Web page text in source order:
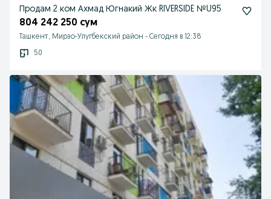
Продам 2 ком Ахмад Югнакий Жк RIVERSIDE №U95
804 242 250 сум
Ташкент, Мирзо-Улугбекский район - Сегодня в 12:38
50